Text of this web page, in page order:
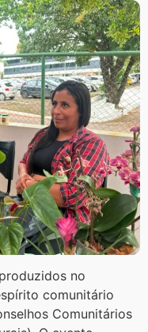
no
comunitário
Comunitários